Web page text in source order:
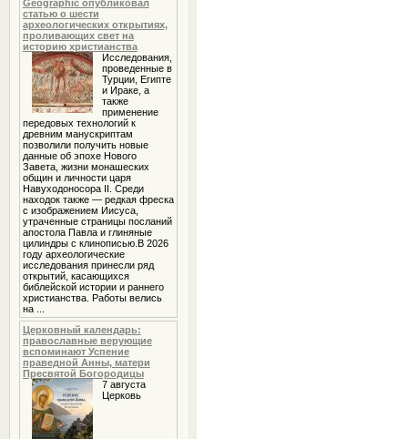
Geographic опубликовал
статью о шести
археологических открытиях,
проливающих свет на
историю христианства
Исследования,
проведенные в
Турции, Египте
и Ираке, а
также
применение
передовых технологий к
древним манускриптам
позволили получить новые
данные об эпохе Нового
Завета, жизни монашеских
общин и личности царя
Навуходоносора II. Среди
находок также — редкая фреска
с изображением Иисуса,
утраченные страницы посланий
апостола Павла и глиняные
цилиндры с клинописью.В 2026
году археологические
исследования принесли ряд
открытий, касающихся
библейской истории и раннего
христианства. Работы велись
на ...
Церковный календарь:
православные верующие
вспоминают Успение
праведной Анны, матери
Пресвятой Богородицы
7 августа
Церковь